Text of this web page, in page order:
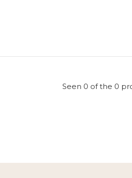
Seen 0 of the 0